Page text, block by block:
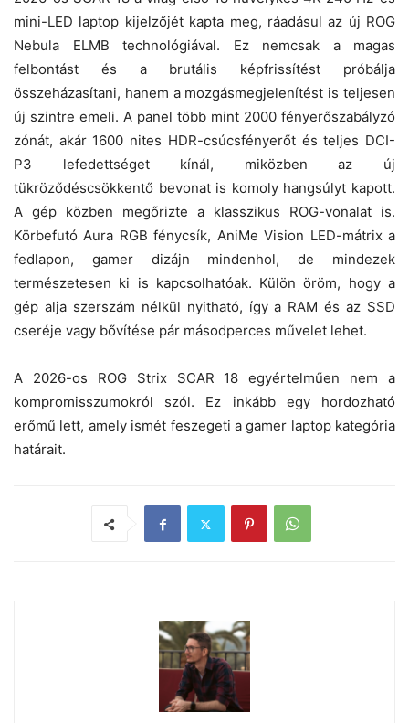
mini-LED laptop kijelzőjét kapta meg, ráadásul az új ROG
Nebula ELMB technológiával. Ez nemcsak a magas
felbontást és a brutális képfrissítést próbálja
összeházasítani, hanem a mozgásmegjelenítést is teljesen
új szintre emeli. A panel több mint 2000 fényerőszabályzó
zónát, akár 1600 nites HDR-csúcsfényerőt és teljes DCI-
P3 lefedettséget kínál, miközben az új
tükröződéscsökkentő bevonat is komoly hangsúlyt kapott.
A gép közben megőrizte a klasszikus ROG-vonalat is.
Körbefutó Aura RGB fénycsík, AniMe Vision LED-mátrix a
fedlapon, gamer dizájn mindenhol, de mindezek
természetesen ki is kapcsolhatóak. Külön öröm, hogy a
gép alja szerszám nélkül nyitható, így a RAM és az SSD
cseréje vagy bővítése pár másodperces művelet lehet.
A 2026-os ROG Strix SCAR 18 egyértelműen nem a
kompromisszumokról szól. Ez inkább egy hordozható
erőmű lett, amely ismét feszegeti a gamer laptop kategória
határait.